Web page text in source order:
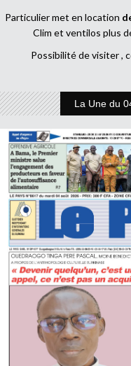
Particulier met en location
Clim et ventilos plus
Possibilité de visiter ,
La Une du